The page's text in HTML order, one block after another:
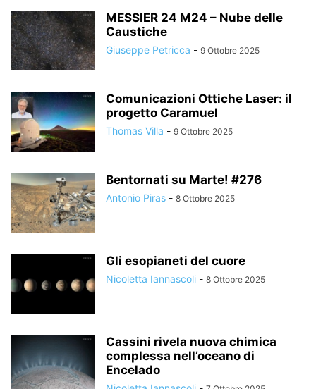
MESSIER 24 M24 – Nube delle
Caustiche
Giuseppe Petricca - 9 Ottobre 2025
Comunicazioni Ottiche Laser: il
progetto Caramuel
Thomas Villa - 9 Ottobre 2025
Bentornati su Marte! #276
Antonio Piras - 8 Ottobre 2025
Gli esopianeti del cuore
Nicoletta Iannascoli - 8 Ottobre 2025
Cassini rivela nuova chimica
complessa nell’oceano di
Encelado